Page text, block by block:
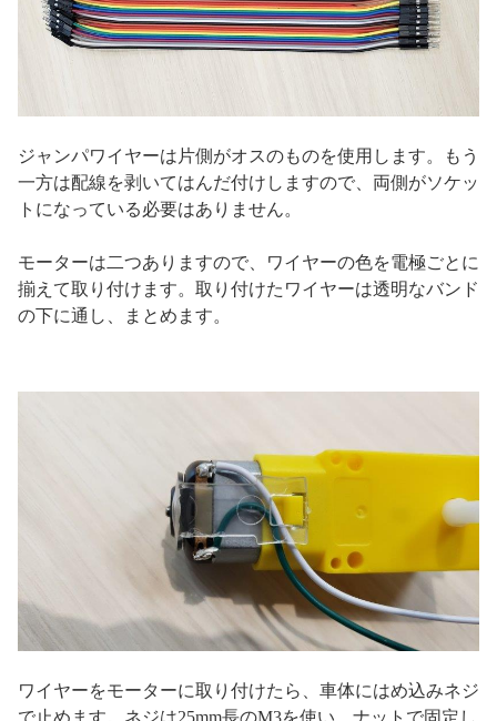
ジャンパワイヤーは片側がオスのものを使用します。もう
一方は配線を剥いてはんだ付けしますので、両側がソケッ
トになっている必要はありません。
モーターは二つありますので、ワイヤーの色を電極ごとに
揃えて取り付けます。取り付けたワイヤーは透明なバンド
の下に通し、まとめます。
ワイヤーをモーターに取り付けたら、車体にはめ込みネジ
で止めます。ネジは25mm長のM3を使い、ナットで固定し